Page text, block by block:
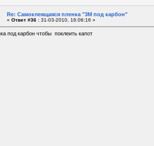
Re: Самоклеящаяся пленка "3М под карбон"
« Ответ #36 : 31-03-2010, 16:06:16 »
под карбон чтобы поклеить капот